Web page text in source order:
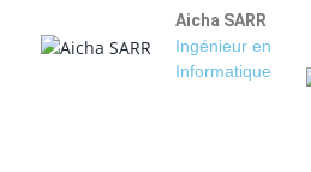
Aicha SARR
Ingénieur en
Informatique